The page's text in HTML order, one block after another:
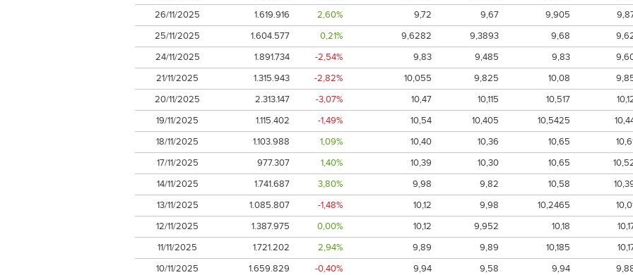
26/11/2025
1.619.916 2,60% 9,72 9,67 9,905
25/11/2025
1.604.577 0,21% 9,6282 9,3893 9,68
24/11/2025
1.891.734 -2,54% 9,83 9,485 9,83
21/11/2025
1.315.943 -2,82% 10,055 9,825 10,08
20/11/2025
2.313.147 -3,07% 10,47 10,115 10,517
19/11/2025
1.115.402 -1,49% 10,54 10,405 10,5425
18/11/2025
1.103.988 1,09% 10,40 10,36 10,65
17/11/2025
977.307 1,40% 10,39 10,30 10,65
14/11/2025
1.741.687 3,80% 9,98 9,82 10,58
13/11/2025
1.085.807 -1,48% 10,12 9,98 10,2465
12/11/2025
1.387.975 0,00% 10,12 9,952 10,18
11/11/2025
1.721.202 2,94% 9,89 9,89 10,185
10/11/2025
1.659.829 -0,40% 9,94 9,58 9,94